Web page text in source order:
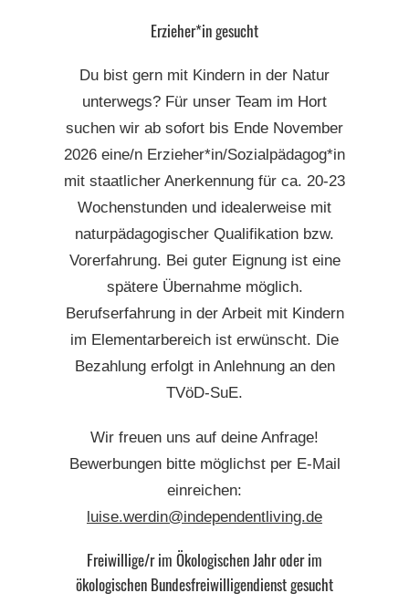
Erzieher*in gesucht
Du bist gern mit Kindern in der Natur
unterwegs? Für unser Team im Hort
suchen wir ab sofort bis Ende November
2026 eine/n Erzieher*in/Sozialpädagog*in
mit staatlicher Anerkennung für ca. 20-23
Wochenstunden und idealerweise mit
naturpädagogischer Qualifikation bzw.
Vorerfahrung. Bei guter Eignung ist eine
spätere Übernahme möglich.
Berufserfahrung in der Arbeit mit Kindern
im Elementarbereich ist erwünscht. Die
Bezahlung erfolgt in Anlehnung an den
TVöD-SuE.
Wir freuen uns auf deine Anfrage!
Bewerbungen bitte möglichst per E-Mail
einreichen:
luise.werdin@independentliving.de
Freiwillige/r im Ökologischen Jahr oder im
ökologischen Bundesfreiwilligendienst gesucht